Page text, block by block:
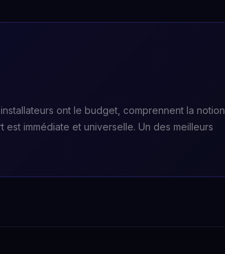
ont le budget, comprennent la notion
immédiate et universelle. Un des meilleurs